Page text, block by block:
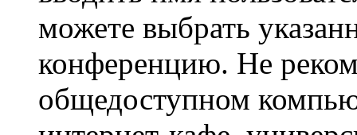
можете выбрать
конференцию. Не
общедоступном